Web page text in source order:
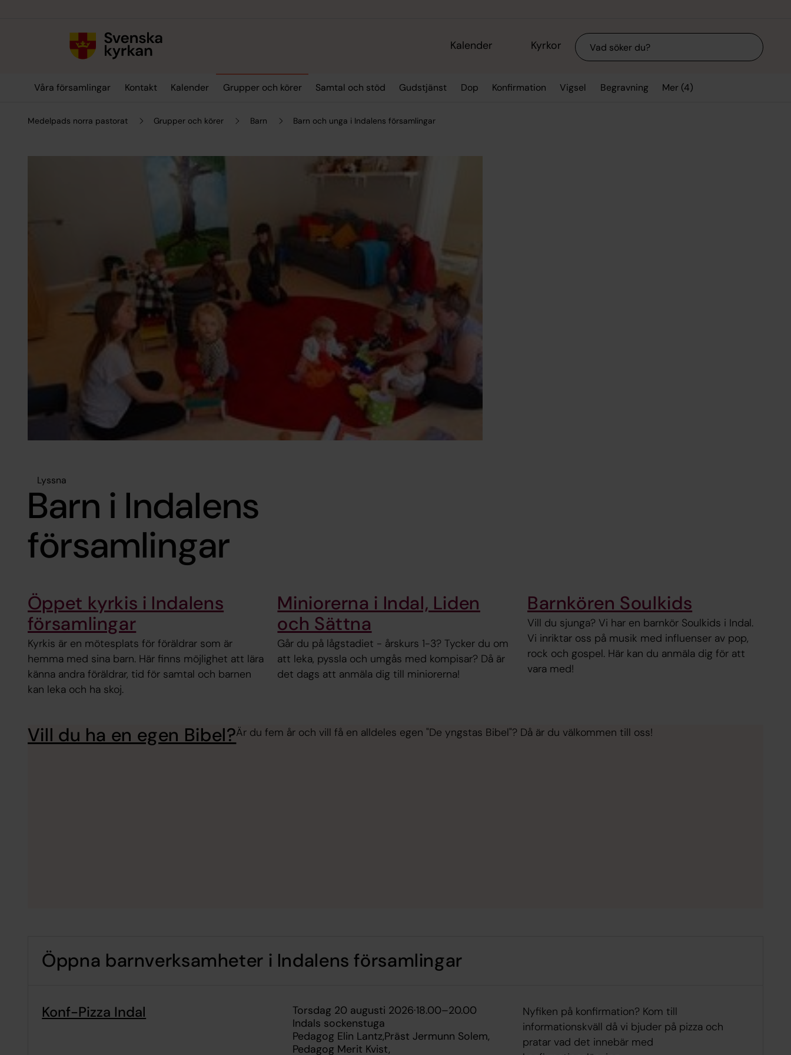
Kalender Kyrkor Sök
Våra församlingar Kontakt Kalender Grupper och körer Samtal och stöd Gudstjänst Dop Konfirmation Vigsel Begravning Mer (4)
Medelpads norra pastorat Grupper och körer Barn Barn och unga i Indalens församlingar
Lyssna
Barn i Indalens
församlingar
Öppet kyrkis i Indalens
församlingar
Kyrkis är en mötesplats för föräldrar som är
hemma med sina barn. Här finns möjlighet att lära
känna andra föräldrar, tid för samtal och barnen
kan leka och ha skoj.
Miniorerna i Indal, Liden
och Sättna
Går du på lågstadiet - årskurs 1-3? Tycker du om
att leka, pyssla och umgås med kompisar? Då är
det dags att anmäla dig till miniorerna!
Barnkören Soulkids
Vill du sjunga? Vi har en barnkör Soulkids i Indal.
Vi inriktar oss på musik med influenser av pop,
rock och gospel. Här kan du anmäla dig för att
vara med!
Vill du ha en egen Bibel?Är du fem år och vill få en alldeles egen "De yngstas Bibel"? Då är du välkommen till oss!
Öppna barnverksamheter i Indalens församlingar
Konf-Pizza Indal torsdag 20 augusti 2026·18.00–20.00
Indals sockenstuga
Pedagog Elin LantzPräst Jermunn Solem
Pedagog Merit Kvist
Nyfiken på konfirmation? Kom till
informationskväll då vi bjuder på pizza och
pratar vad det innebär med